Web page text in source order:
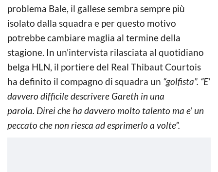
problema Bale, il gallese sembra sempre più
isolato dalla squadra e per questo motivo
potrebbe cambiare maglia al termine della
stagione. In un’intervista rilasciata al quotidiano
belga HLN, il portiere del Real Thibaut Courtois
ha definito il compagno di squadra un “golfista”. “E’
davvero difficile descrivere Gareth in una
parola. Direi che ha davvero molto talento ma e’ un
peccato che non riesca ad esprimerlo a volte”.